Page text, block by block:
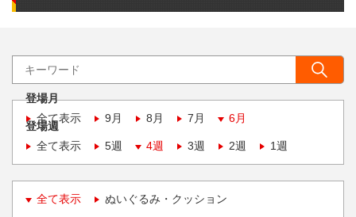
登場月
全て表示
9月 8月 7月 6月
登場週
全て表示
5週 4週 3週 2週 1週
全て表示 ぬいぐるみ・クッション